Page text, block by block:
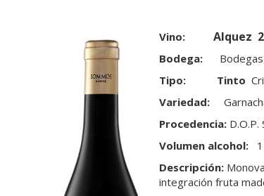
Vino: Alquez
Bodega:
Bodegas
Tipo:
Tinto
Variedad:
Procedencia: D.O.P.
Volumen alcohol:
Descripción:
integración fruta